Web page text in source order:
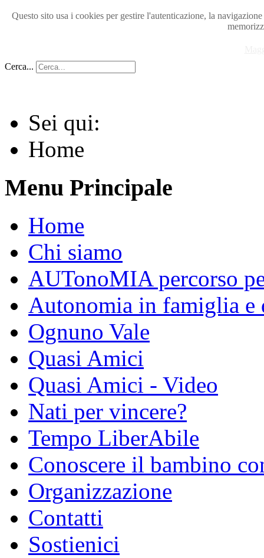
Questo sito usa i cookies per gestire l'autenticazione, la
Cerca...
Sei qui:
Home
Menu Principale
Home
Chi siamo
AUTonoMIA percorso
Autonomia in famiglia e
Ognuno Vale
Quasi Amici
Quasi Amici - Video
Nati per vincere?
Tempo LiberAbile
Conoscere il bambino
Organizzazione
Contatti
Sostienici